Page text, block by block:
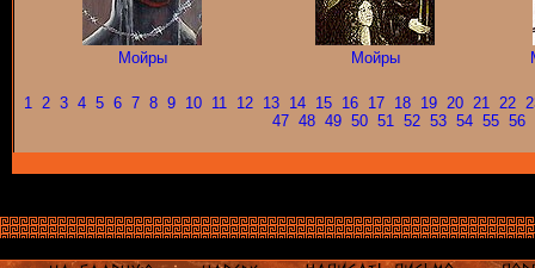
Мойры Мойры
1 2 3 4 5 6 7 8 9 10 11 12 13 14 15 16 17 18 19 20 21 22
47 48 49 50 51 52 53 54 55 56